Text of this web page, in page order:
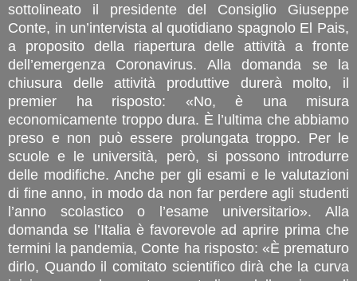
sottolineato il presidente del Consiglio Giuseppe
Conte, in un’intervista al quotidiano spagnolo El Pais,
a proposito della riapertura delle attività a fronte
dell’emergenza Coronavirus. Alla domanda se la
chiusura delle attività produttive durerà molto, il
premier ha risposto: «No, è una misura
economicamente troppo dura. È l’ultima che abbiamo
preso e non può essere prolungata troppo. Per le
scuole e le università, però, si possono introdurre
delle modifiche. Anche per gli esami e le valutazioni
di fine anno, in modo da non far perdere agli studenti
l’anno scolastico o l’esame universitario». Alla
domanda se l’Italia è favorevole ad aprire prima che
termini la pandemia, Conte ha risposto: «È prematuro
dirlo, Quando il comitato scientifico dirà che la curva